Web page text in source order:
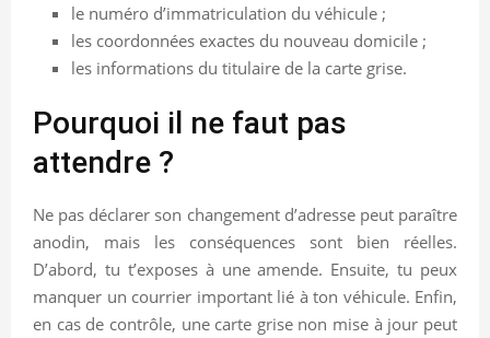
le numéro d’immatriculation du véhicule ;
les coordonnées exactes du nouveau domicile ;
les informations du titulaire de la carte grise.
Pourquoi il ne faut pas
attendre ?
Ne pas déclarer son changement d’adresse peut paraître
anodin, mais les conséquences sont bien réelles.
D’abord, tu t’exposes à une amende. Ensuite, tu peux
manquer un courrier important lié à ton véhicule. Enfin,
en cas de contrôle, une carte grise non mise à jour peut